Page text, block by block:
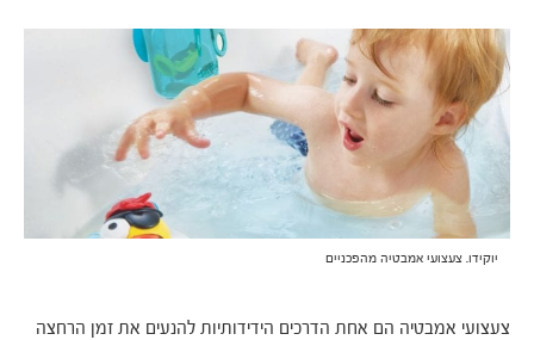
יוקידו. צעצועי אמבטיה מהפכניים
צעצועי אמבטיה הם אחת הדרכים הידידותיות להנעים את זמן הרחצה